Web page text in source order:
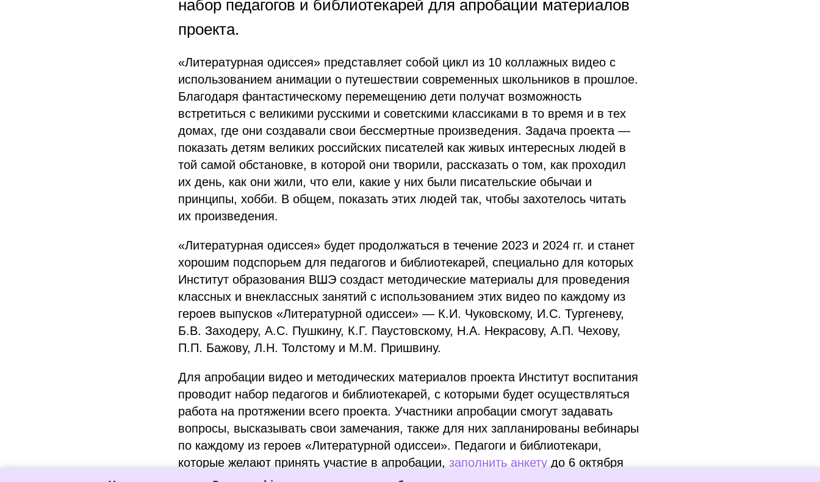
набор педагогов и библиотекарей для апробации материалов
проекта.
«Литературная одиссея» представляет собой цикл из 10 коллажных видео с
использованием анимации о путешествии современных школьников в прошлое.
Благодаря фантастическому перемещению дети получат возможность
встретиться с великими русскими и советскими классиками в то время и в тех
домах, где они создавали свои бессмертные произведения. Задача проекта —
показать детям великих российских писателей как живых интересных людей в
той самой обстановке, в которой они творили, рассказать о том, как проходил
их день, как они жили, что ели, какие у них были писательские обычаи и
принципы, хобби. В общем, показать этих людей так, чтобы захотелось читать
их произведения.
«Литературная одиссея» будет продолжаться в течение 2023 и 2024 гг. и станет
хорошим подспорьем для педагогов и библиотекарей, специально для которых
Институт образования ВШЭ создаст методические материалы для проведения
классных и внеклассных занятий с использованием этих видео по каждому из
героев выпусков «Литературной одиссеи» — К.И. Чуковскому, И.С. Тургеневу,
Б.В. Заходеру, А.С. Пушкину, К.Г. Паустовскому, Н.А. Некрасову, А.П. Чехову,
П.П. Бажову, Л.Н. Толстому и М.М. Пришвину.
Для апробации видео и методических материалов проекта Институт воспитания
проводит набор педагогов и библиотекарей, с которыми будет осуществляться
работа на протяжении всего проекта. Участники апробации смогут задавать
вопросы, высказывать свои замечания, также для них запланированы вебинары
по каждому из героев «Литературной одиссеи». Педагоги и библиотекари,
которые желают принять участие в апробации, заполнить анкету до 6 октября